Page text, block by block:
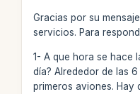
Gracias por su
servicios. Para
1- A que hora se hace
día? Alrededor de las
primeros aviones. Hay